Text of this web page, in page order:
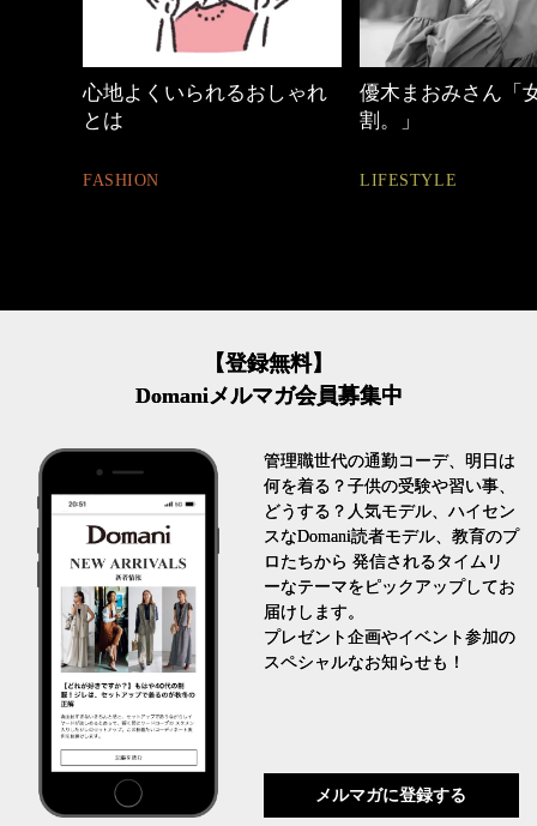
心地よくいられるおしゃれ
とは
FASHION
優木まおみさん「
割。」
LIFESTYLE
【登録無料】
Domaniメルマガ会員募集中
管理職世代の通勤コーデ、明日は
何を着る？子供の受験や習い事、
どうする？人気モデル、ハイセン
スなDomani読者モデル、教育のプ
ロたちから 発信されるタイムリ
ーなテーマをピックアップしてお
届けします。
プレゼント企画やイベント参加の
スペシャルなお知らせも！
メルマガに登録する